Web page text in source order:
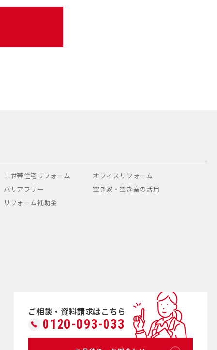
二世帯住宅リフォーム
バリアフリー
リフォーム補助金
オフィスリフォーム
空き家・空き室の活用
ご相談・資料請求はこちら
0120-093-033